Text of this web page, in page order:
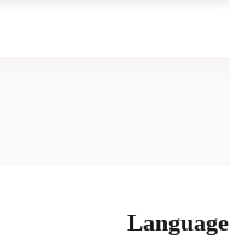
Language